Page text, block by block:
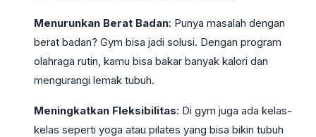
Menurunkan Berat Badan: Punya masalah dengan
berat badan? Gym bisa jadi solusi. Dengan program
olahraga rutin, kamu bisa bakar banyak kalori dan
mengurangi lemak tubuh.
Meningkatkan Fleksibilitas: Di gym juga ada kelas-
kelas seperti yoga atau pilates yang bisa bikin tubuh